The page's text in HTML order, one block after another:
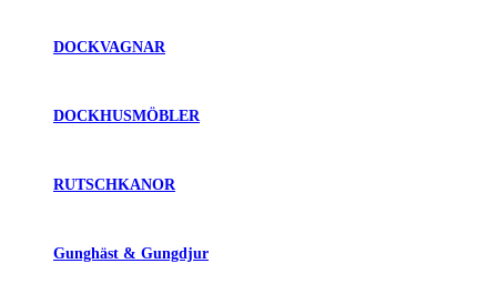
DOCKVAGNAR
DOCKHUSMÖBLER
RUTSCHKANOR
Gunghäst & Gungdjur